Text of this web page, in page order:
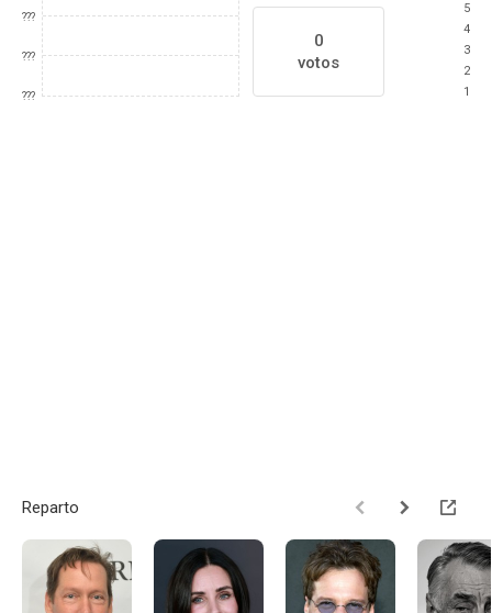
???
???
???
0
votos
5
4
3
2
1
Reparto